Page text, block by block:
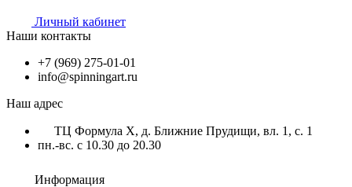
Личный кабинет
Наши контакты
+7 (969) 275-01-01
info@spinningart.ru
Наш адрес
ТЦ Формула X, д. Ближние Прудищи, вл. 1, с. 1
пн.-вс. с 10.30 до 20.30
Информация